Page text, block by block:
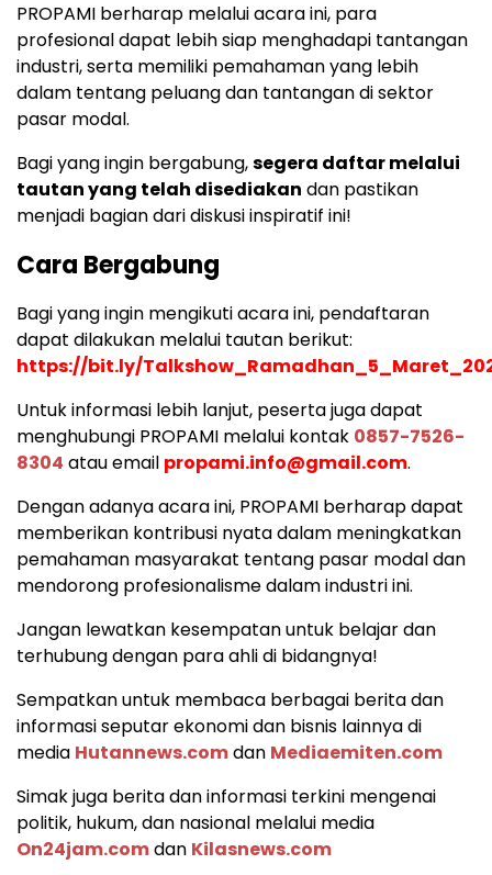
PROPAMI berharap melalui acara ini, para
profesional dapat lebih siap menghadapi tantangan
industri, serta memiliki pemahaman yang lebih
dalam tentang peluang dan tantangan di sektor
pasar modal.
Bagi yang ingin bergabung,segera daftar melalui
tautan yang telah disediakan dan pastikan
menjadi bagian dari diskusi inspiratif ini!
Cara Bergabung
Bagi yang ingin mengikuti acara ini, pendaftaran
dapat dilakukan melalui tautan berikut:
https://bit.ly/
Untuk informasi lebih lanjut, peserta juga dapat
menghubungi PROPAMI melalui kontak 0857-7526-
8304 atau email propami.info@gmail.com.
Dengan adanya acara ini, PROPAMI berharap dapat
memberikan kontribusi nyata dalam meningkatkan
pemahaman masyarakat tentang pasar modal dan
mendorong profesionalisme dalam industri ini.
Jangan lewatkan kesempatan untuk belajar dan
terhubung dengan para ahli di bidangnya!
Sempatkan untuk membaca berbagai berita dan
informasi seputar ekonomi dan bisnis lainnya di
media Hutannews.comdan Mediaemiten.com
Simak juga berita dan informasi terkini mengenai
politik, hukum, dan nasional melalui media
On24jam.comdan Kilasnews.com